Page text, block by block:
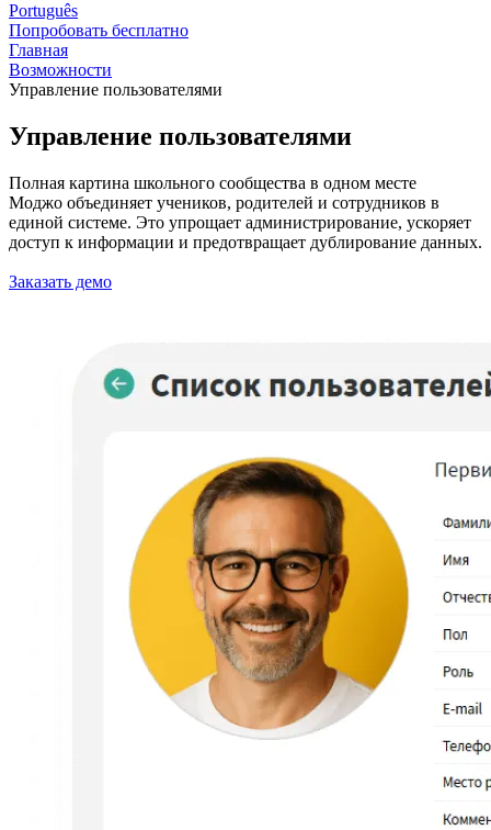
Português
Попробовать бесплатно
Главная
Возможности
Управление пользователями
Управление пользователями
Полная картина школьного сообщества в одном месте
Моджо объединяет учеников, родителей и сотрудников в
единой системе. Это упрощает администрирование, ускоряет
доступ к информации и предотвращает дублирование данных.
Заказать демо